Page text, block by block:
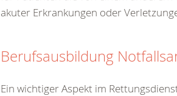
akuter Erkrankungen oder
Berufsausbildung
Ein wichtiger Aspekt im